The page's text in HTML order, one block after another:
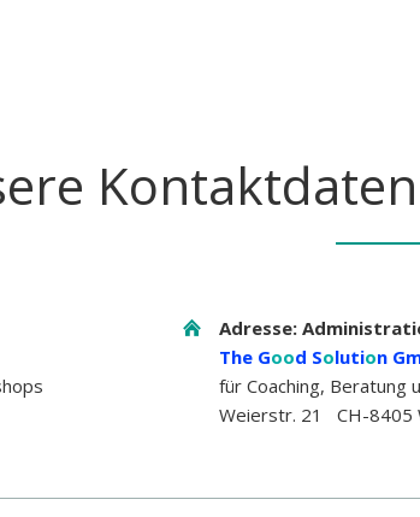
Adresse:
The Good Solution
für Coaching, Beratung
Weierstr. 21 CH-8405